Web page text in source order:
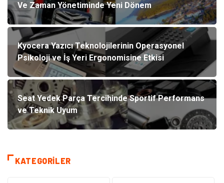
Ve Zaman Yönetiminde Yeni Dönem
Kyocera Yazıcı Teknolojilerinin Operasyonel
Psikoloji ve İş Yeri Ergonomisine Etkisi
Seat Yedek Parça Tercihinde Sportif Performans
ve Teknik Uyum
KATEGORILER